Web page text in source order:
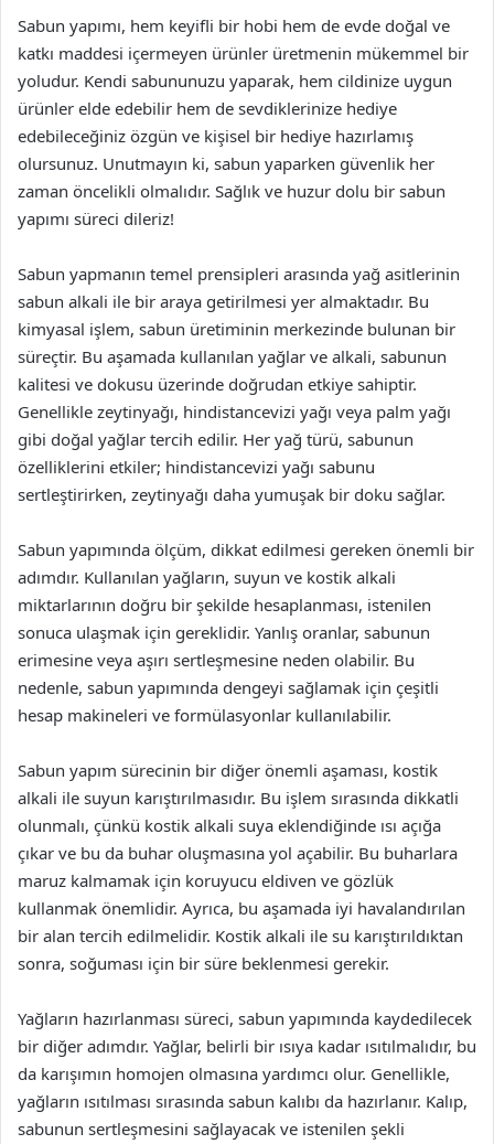
Sabun yapımı, hem keyifli bir hobi hem de evde doğal ve
katkı maddesi içermeyen ürünler üretmenin mükemmel bir
yoludur. Kendi sabununuzu yaparak, hem cildinize uygun
ürünler elde edebilir hem de sevdiklerinize hediye
edebileceğiniz özgün ve kişisel bir hediye hazırlamış
olursunuz. Unutmayın ki, sabun yaparken güvenlik her
zaman öncelikli olmalıdır. Sağlık ve huzur dolu bir sabun
yapımı süreci dileriz!
Sabun yapmanın temel prensipleri arasında yağ asitlerinin
sabun alkali ile bir araya getirilmesi yer almaktadır. Bu
kimyasal işlem, sabun üretiminin merkezinde bulunan bir
süreçtir. Bu aşamada kullanılan yağlar ve alkali, sabunun
kalitesi ve dokusu üzerinde doğrudan etkiye sahiptir.
Genellikle zeytinyağı, hindistancevizi yağı veya palm yağı
gibi doğal yağlar tercih edilir. Her yağ türü, sabunun
özelliklerini etkiler; hindistancevizi yağı sabunu
sertleştirirken, zeytinyağı daha yumuşak bir doku sağlar.
Sabun yapımında ölçüm, dikkat edilmesi gereken önemli bir
adımdır. Kullanılan yağların, suyun ve kostik alkali
miktarlarının doğru bir şekilde hesaplanması, istenilen
sonuca ulaşmak için gereklidir. Yanlış oranlar, sabunun
erimesine veya aşırı sertleşmesine neden olabilir. Bu
nedenle, sabun yapımında dengeyi sağlamak için çeşitli
hesap makineleri ve formülasyonlar kullanılabilir.
Sabun yapım sürecinin bir diğer önemli aşaması, kostik
alkali ile suyun karıştırılmasıdır. Bu işlem sırasında dikkatli
olunmalı, çünkü kostik alkali suya eklendiğinde ısı açığa
çıkar ve bu da buhar oluşmasına yol açabilir. Bu buharlara
maruz kalmamak için koruyucu eldiven ve gözlük
kullanmak önemlidir. Ayrıca, bu aşamada iyi havalandırılan
bir alan tercih edilmelidir. Kostik alkali ile su karıştırıldıktan
sonra, soğuması için bir süre beklenmesi gerekir.
Yağların hazırlanması süreci, sabun yapımında kaydedilecek
bir diğer adımdır. Yağlar, belirli bir ısıya kadar ısıtılmalıdır, bu
da karışımın homojen olmasına yardımcı olur. Genellikle,
yağların ısıtılması sırasında sabun kalıbı da hazırlanır. Kalıp,
sabunun sertleşmesini sağlayacak ve istenilen şekli